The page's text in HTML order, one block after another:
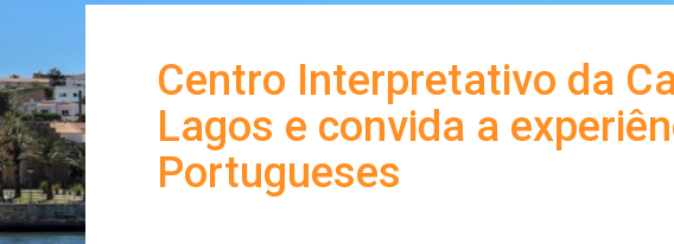
Centro Interpretativo da
Lagos e convida a
Portugueses